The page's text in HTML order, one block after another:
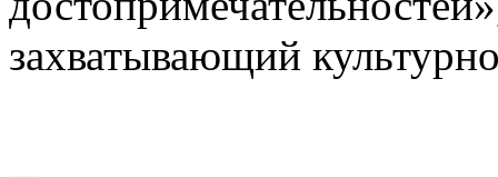
захватывающий